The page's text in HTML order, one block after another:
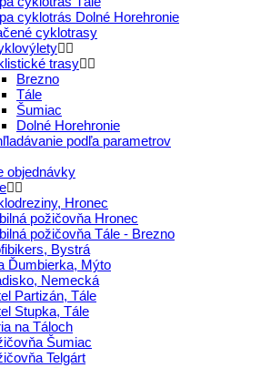
cyklotrás Dolné Horehronie
cyklotrasy
trasy
Brezno
Tále
Šumiac
Dolné Horehronie
podľa parametrov
objednávky
Hronec
požičovňa Hronec
požičovňa Tále - Brezno
Bystrá
Ďumbierka, Mýto
Nemecká
Partizán, Tále
Stupka, Tále
na Táloch
Šumiac
Telgárt